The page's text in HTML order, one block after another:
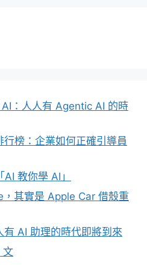
：人人有 Agentic AI 的時
榜：企業如何正確引導員
教你學 AI」
其實是 Apple Car 借殼重
AI 助理的時代即將到來
文